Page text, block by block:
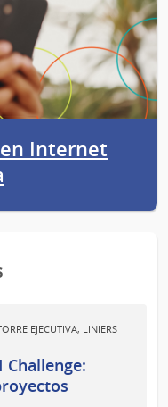
Internet
EJECUTIVA, LINIERS
Challenge: